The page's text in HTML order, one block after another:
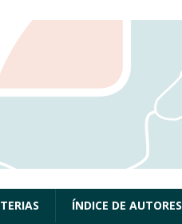
ÍNDICE DE AUTORES